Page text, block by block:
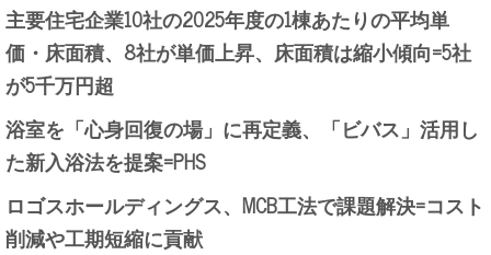
主要住宅企業10社の2025年度の1棟あたりの平均単
価・床面積、8社が単価上昇、床面積は縮小傾向=5社
が5千万円超
浴室を「心身回復の場」に再定義、「ビバス」活用し
た新入浴法を提案=PHS
ロゴスホールディングス、MCB工法で課題解決=コスト
削減や工期短縮に貢献